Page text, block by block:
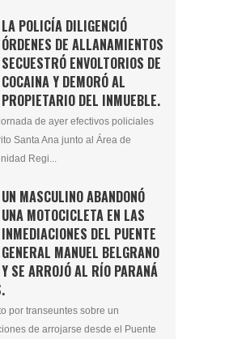
LA POLICÍA DILIGENCIÓ
ÓRDENES DE ALLANAMIENTOS
SECUESTRÓ ENVOLTORIOS DE
COCAINA Y DEMORÓ AL
PROPIETARIO DEL INMUEBLE.
de ayer efectivos policiales
Santa Ana junto al Área de
Regi...
UN MASCULINO ABANDONÓ
UNA MOTOCICLETA EN LAS
INMEDIACIONES DEL PUENTE
GENERAL MANUEL BELGRANO
Y SE ARROJÓ AL RÍO PARANÁ
por transeuntes sobre un
de arrojarse desde el Puente